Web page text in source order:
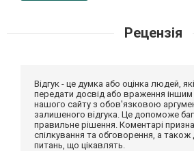
Рецензія
Відгук - це думка або оцінка людей,
передати досвід або враження
нашого сайту з обов'язковою
залишеного відгука. Це допоможе
правильне рішення. Коментарі
спілкування та обговорення, а
питань, що цікавлять.